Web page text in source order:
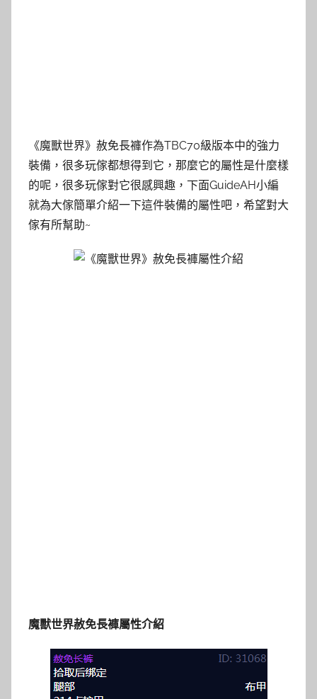
《魔獸世界》赦免長褲作為TBC70級版本中的強力
裝備，很多玩傢都想得到它，那麼它的屬性是什麼樣
的呢，很多玩傢對它很感興趣，下面GuideAH小編
就為大傢簡單介紹一下這件裝備的屬性吧，希望對大
傢有所幫助~
魔獸世界赦免長褲屬性介紹